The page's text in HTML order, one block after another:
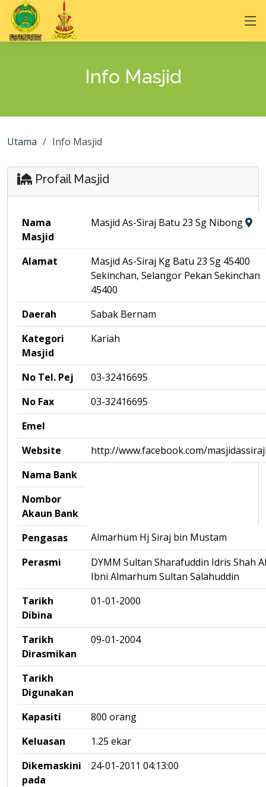
Info Masjid
Utama Info Masjid
Profail Masjid
Nama
Masjid
Masjid As-Siraj Batu 23 Sg Nibong
Alamat
Masjid As-Siraj Kg Batu 23 Sg 45400
Sekinchan, Selangor Pekan Sekinchan
45400
Daerah
Sabak Bernam
Kategori
Masjid
Kariah
No Tel. Pej
03-32416695
No Fax
03-32416695
Emel
Website
http://www.facebook.com/
Nama Bank
Nombor
Akaun Bank
Pengasas
Almarhum Hj Siraj bin Mustam
Perasmi
DYMM Sultan Sharafuddin Idris Shah
Ibni Almarhum Sultan Salahuddin
Tarikh
Dibina
01-01-2000
Tarikh
Dirasmikan
09-01-2004
Tarikh
Digunakan
Kapasiti
800 orang
Keluasan
1.25 ekar
Dikemaskini
pada
24-01-2011 04:13:00